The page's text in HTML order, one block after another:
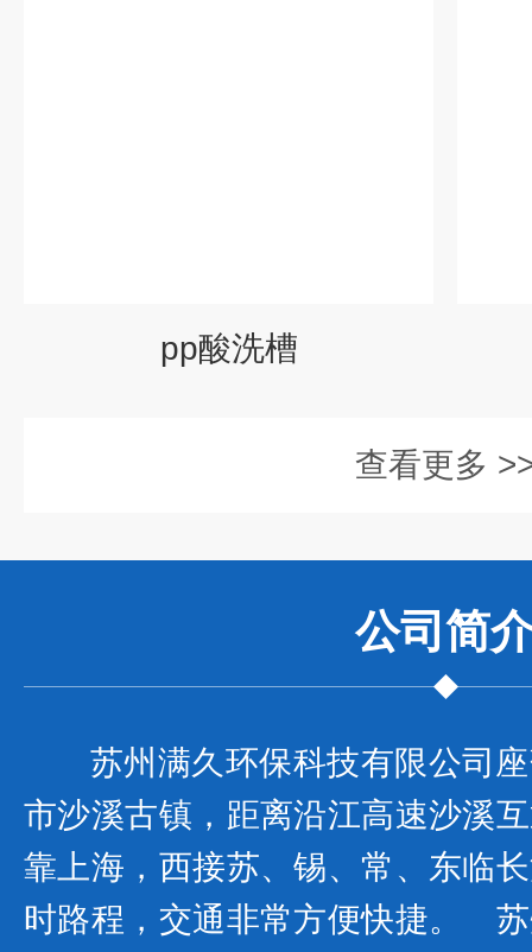
pp酸洗槽
查看更多
公司 简
苏州满久环保科技有限公司
市沙溪古镇，距离沿江高速沙溪
靠上海，西接苏、锡、常、东临
时路程，交通非常方便快捷。